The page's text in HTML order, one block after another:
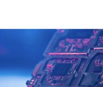
(ознакомительный
курса" Оборудование и